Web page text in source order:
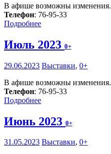
В афише возможны изменения.
Телефон: 76-95-33
Подробнее
Июль 2023 0+
29.06.2023 Выставки, 0+
В афише возможны изменения.
Телефон: 76-95-33
Подробнее
Июнь 2023 0+
31.05.2023 Выставки, 0+